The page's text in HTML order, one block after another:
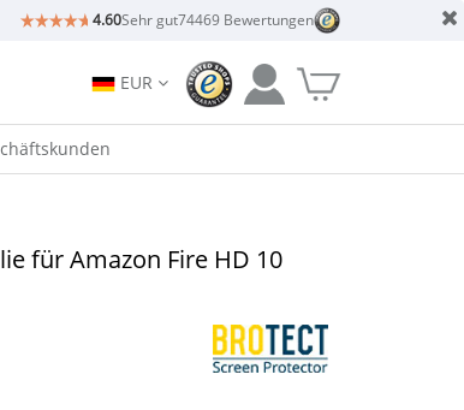
4.60Sehr gut74469 Bewertungen
EUR
für Amazon Fire HD 10